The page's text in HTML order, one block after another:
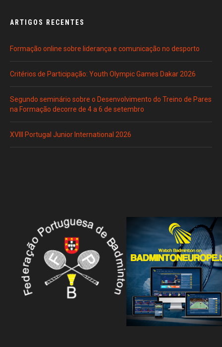
ARTIGOS RECENTES
Formação online sobre liderança e comunicação no desporto
Critérios de Participação: Youth Olympic Games Dakar 2026
Segundo seminário sobre o Desenvolvimento do Treino de Pares
na Formação decorre de 4 a 6 de setembro
XVIII Portugal Junior International 2026